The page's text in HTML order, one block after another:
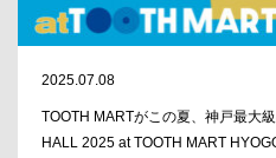
2025.07.08
TOOTH MARTがこの夏、神戸最大
HALL 2025 at TOOTH MART